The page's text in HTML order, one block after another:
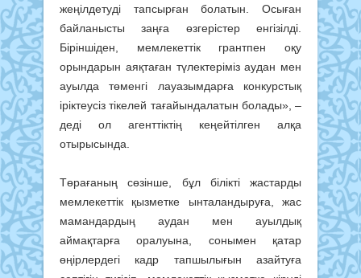
жеңілдетуді тапсырған болатын. Осыған
байланысты заңға өзгерістер енгізілді.
Біріншіден, мемлекеттік грантпен оқу
орындарын аяқтаған түлектеріміз аудан мен
ауылда төменгі лауазымдарға конкурстық
іріктеусіз тікелей тағайындалатын болады», –
деді ол агенттіктің кеңейтілген алқа
отырысында.
Төрағаның сөзінше, бұл білікті жастарды
мемлекеттік қызметке ынталандыруға, жас
мамандардың аудан мен ауылдық
аймақтарға оралуына, сонымен қатар
өңірлердегі кадр тапшылығын азайтуға